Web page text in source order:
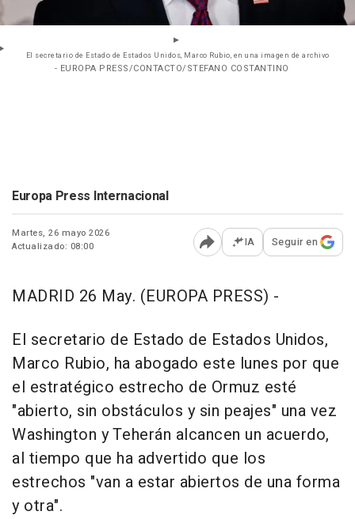
El secretario de Estado de Estados Unidos, Marco Rubio, en una imagen de archivo
- EUROPA PRESS/CONTACTO/STEFANO COSTANTINO
Europa Press Internacional
Martes, 26 mayo 2026
Actualizado: 08:00
Abrir opciones para
IA Seguir en
MADRID 26 May. (EUROPA PRESS) -
El secretario de Estado de Estados Unidos,
Marco Rubio, ha abogado este lunes por que
el estratégico estrecho de Ormuz esté
"abierto, sin obstáculos y sin peajes" una vez
Washington y Teherán alcancen un acuerdo,
al tiempo que ha advertido que los
estrechos "van a estar abiertos de una forma
y otra".